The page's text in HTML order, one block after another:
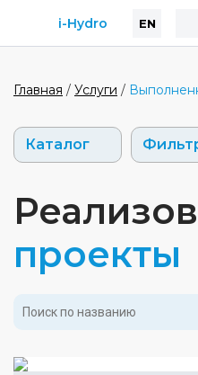
i-Hydro EN
Главная / Услуги /
Каталог
проекты